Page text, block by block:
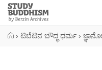
Close
Study
Buddhism
› ಟಿಬೆಟಿನ ಬೌದ್ಧ ಧರ್ಮ ›